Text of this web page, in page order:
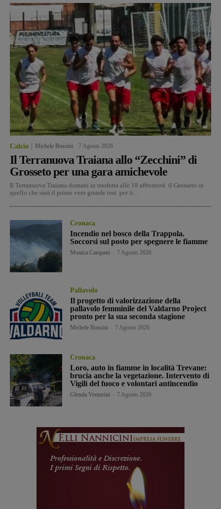
Calcio Michele Bossini 7 Agosto 2026
Il Terranuova Traiana allo “Zecchini” di
Grosseto per una gara amichevole
Il Terranuova Traiana domani in trasferta alle 18 affronterà il Grosseto in
quello che sarà il primo vero grande test per ii...
Cronaca
Incendio nel bosco della Trappola.
Soccorsi sul posto per spegnere le fiamme
Monica Campani 7 Agosto 2026
Pallavolo
Il progetto di valorizzazione della
pallavolo femminile del Valdarno Project
pronto per la sua seconda stagione
Michele Bossini 7 Agosto 2026
Cronaca
Loro, auto in fiamme in località Trevane:
brucia anche la vegetazione. Intervento di
Vigili del fuoco e volontari antincendio
Glenda Venturini 7 Agosto 2026